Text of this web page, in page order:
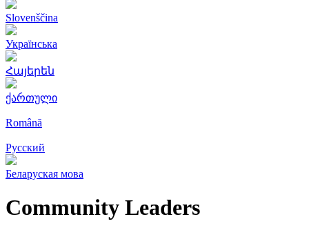
Slovenščina
Українська
Հայերեն
ქართული
Română
Русский
Беларуская мова
Community Leaders